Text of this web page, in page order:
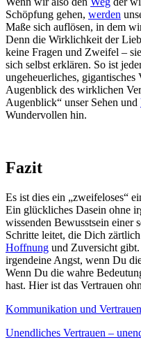
Schöpfung gehen, werden
Maße sich auflösen, in dem
Denn die Wirklichkeit der
keine Fragen und Zweifel –
sich selbst erklären. So ist
ungeheuerliches,
Augenblick des wirklichen
Augenblick“ unser Sehen und
Wundervollen hin.
Fazit
Es ist dies ein „zweifeloses“
Ein glückliches Dasein ohne
wissenden Bewusstsein einer
Schritte leitet, die Dich
Hoffnung und Zuversicht
irgendeine Angst, wenn Du
Wenn Du die wahre
hast. Hier ist das Vertrauen
Kommunikation und Vertrauen
Unendliches Vertrauen –